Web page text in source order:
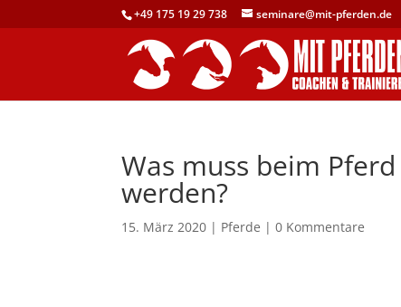
+49 175 19 29 738 seminare@mit-pferden.de
Was muss beim
werden?
15. März 2020 | Pferde |0 Kommentare